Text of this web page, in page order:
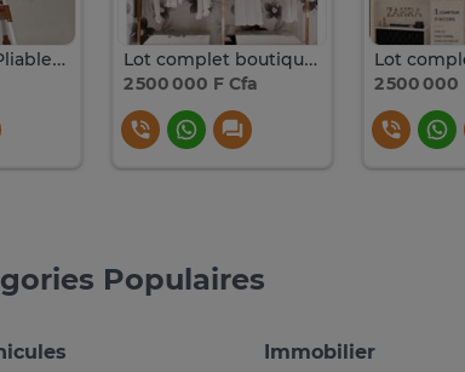
Chaise Haute Pliable Pour Bebe
Lot complet boutique pour enfants
2 500 000 F Cfa
2 500 000
Populaires
Immobilier